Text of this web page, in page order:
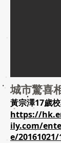
城市驚喜
黃宗澤17歲
https://
ily.com/
e/20161021/